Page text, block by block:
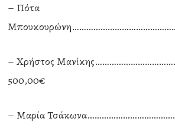
– Πότα
– Χρήστος
500,00€
– Μαρία